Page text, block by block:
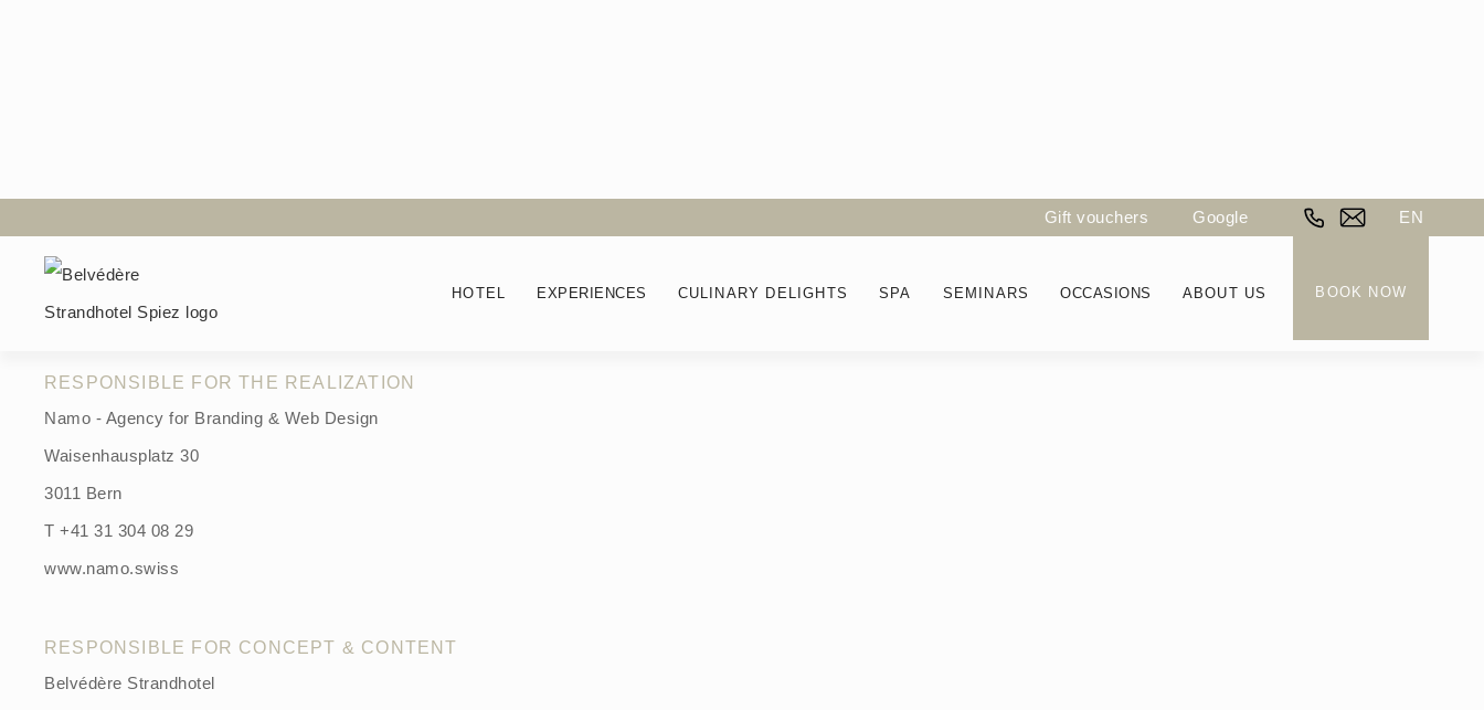
Gift vouchers Google EN
HOTEL EXPERIENCES CULINARY DELIGHTS SPA SEMINARS OCCASIONS ABOUT US BOOK NOW
Imprint
RESPONSIBLE FOR THE REALIZATION
Namo - Agency for Branding & Web Design
Waisenhausplatz 30
3011 Bern
T +41 31 304 08 29
www.namo.swiss
RESPONSIBLE FOR CONCEPT & CONTENT
Belvédère Strandhotel